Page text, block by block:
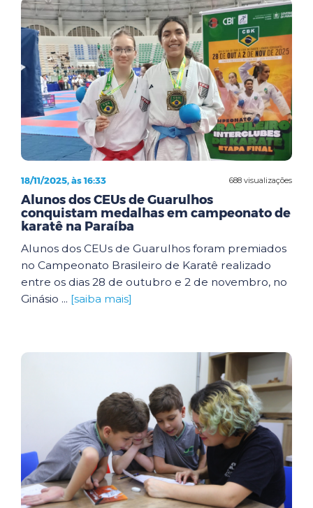
688 visualizações
18/11/2025, às 16:33
Alunos dos CEUs de Guarulhos
conquistam medalhas em campeonato de
karatê na Paraíba
Alunos dos CEUs de Guarulhos foram premiados
no Campeonato Brasileiro de Karatê realizado
entre os dias 28 de outubro e 2 de novembro, no
Ginásio ... [saiba mais]